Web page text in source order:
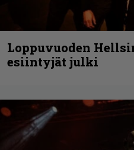
Loppuvuoden
esiintyjät julki